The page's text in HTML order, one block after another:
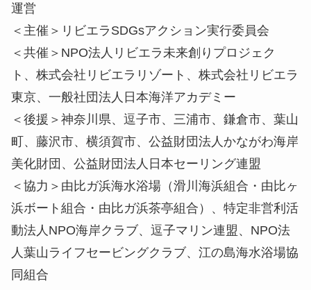
運営
＜主催＞リビエラSDGsアクション実行委員会
＜共催＞NPO法人リビエラ未来創りプロジェク
ト、株式会社リビエラリゾート、株式会社リビエラ
東京、一般社団法人日本海洋アカデミー
＜後援＞神奈川県、逗子市、三浦市、鎌倉市、葉山
町、藤沢市、横須賀市、公益財団法人かながわ海岸
美化財団、公益財団法人日本セーリング連盟
＜協力＞由比ガ浜海水浴場（滑川海浜組合・由比ヶ
浜ボート組合・由比ガ浜茶亭組合）、特定非営利活
動法人NPO海岸クラブ、逗子マリン連盟、NPO法
人葉山ライフセービングクラブ、江の島海水浴場協
同組合